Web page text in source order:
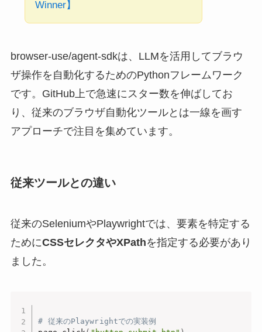
Winner】
browser-use/agent-sdkは、LLMを活用してブラウ
ザ操作を自動化するためのPythonフレームワーク
です。GitHub上で急速にスター数を伸ばしてお
り、従来のブラウザ自動化ツールとは一線を画す
アプローチで注目を集めています。
従来ツールとの違い
従来のSeleniumやPlaywrightでは、要素を特定する
ためにCSSセレクタやXPathを指定する必要があり
ました。
# 従来のPlaywrightでの実装例